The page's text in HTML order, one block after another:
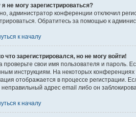
не могу зарегистрироваться?
администратор конференции отключил
Обратитесь за помощью к
к началу
что зарегистрировался, но не могу войти!
проверьте свои имя пользователя и пароль.
инструкциям. На некоторых
отображается в процессе регистрации.
неправильный адрес email либо он
к началу